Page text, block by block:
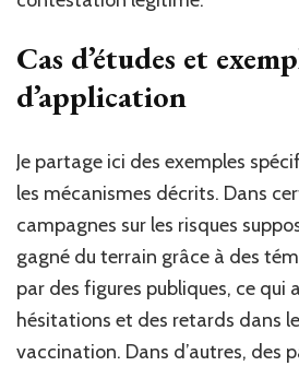
Cas d’études et
d’application
Je partage ici des exemples
les mécanismes décrits. Dans
campagnes sur les risques
gagné du terrain grâce à des
par des figures publiques, ce qui
hésitations et des retards dans
vaccination. Dans d’autres, des